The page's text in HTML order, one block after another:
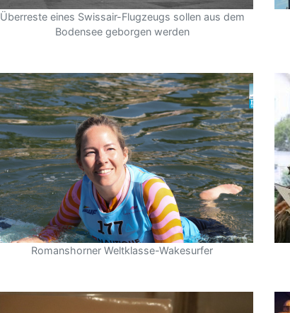
Überreste eines Swissair-Flugzeugs sollen aus dem
Bodensee geborgen werden
Romanshorner Weltklasse-Wakesurfer